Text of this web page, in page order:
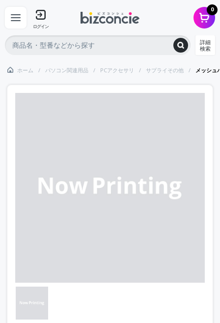
ログイン
0
詳細
検索
ホーム パソコン関連用品 PCアクセサリ サプライその他 メッシュ